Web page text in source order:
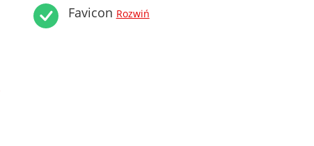
Favicon Rozwiń